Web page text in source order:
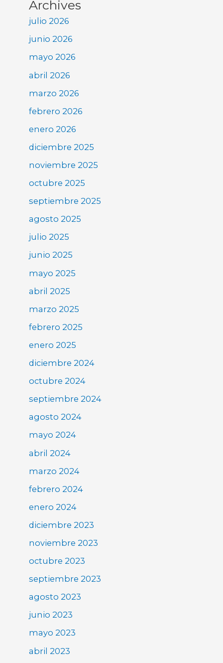
Archives
julio 2026
junio 2026
mayo 2026
abril 2026
marzo 2026
febrero 2026
enero 2026
diciembre 2025
noviembre 2025
octubre 2025
septiembre 2025
agosto 2025
julio 2025
junio 2025
mayo 2025
abril 2025
marzo 2025
febrero 2025
enero 2025
diciembre 2024
octubre 2024
septiembre 2024
agosto 2024
mayo 2024
abril 2024
marzo 2024
febrero 2024
enero 2024
diciembre 2023
noviembre 2023
octubre 2023
septiembre 2023
agosto 2023
junio 2023
mayo 2023
abril 2023